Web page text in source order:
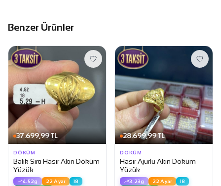
Benzer Ürünler
37.699,99 TL
DÖKÜM
Balık Sırtı Hasır Altın Döküm
Yüzük
4.52g 22 Ayar
18
28.699,99 TL
DÖKÜM
Hasır Ajurlu Altın Döküm
Yüzük
3.23g 22 Ayar
18